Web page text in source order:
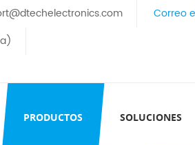
Correo
PRODUCTOS SOLUCIONES